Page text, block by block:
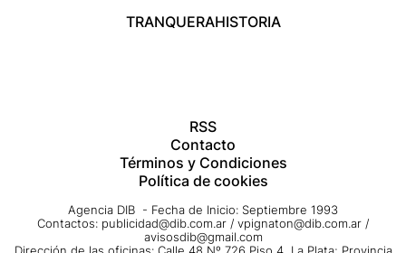
TRANQUERAHISTORIA
RSS
Contacto
Términos y Condiciones
Política de cookies
Agencia DIB - Fecha de Inicio: Septiembre 1993
Contactos: publicidad@dib.com.ar / vpignaton@dib.com.ar /
avisosdib@gmail.com